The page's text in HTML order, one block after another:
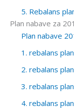
5. Rebalans
Plan nabave za
Plan nabave
1. rebalans
2. rebalans
3. rebalans
4. rebalans